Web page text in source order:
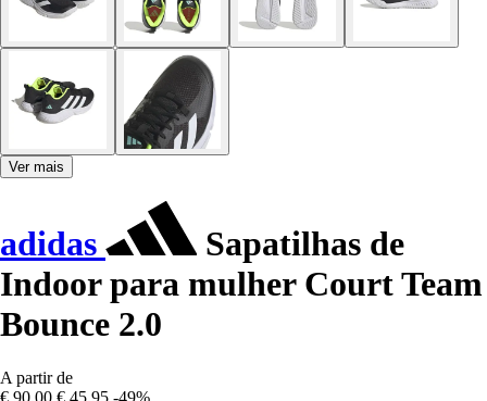
Ver mais
adidas
Sapatilhas de
Indoor para mulher Court Team
Bounce 2.0
A partir de
€ 90,00 € 45,95 -49%